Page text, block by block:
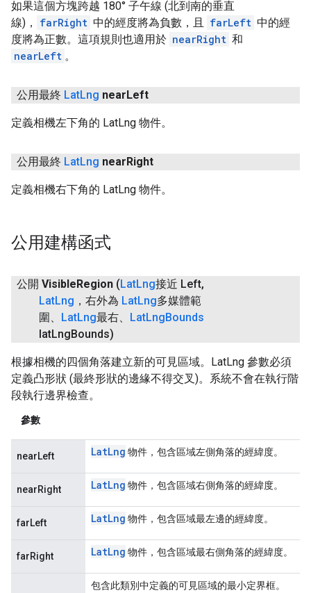
如果這個方塊跨越 180° 子午線 (北到南的垂直
線)，
farRight 中的經度將為負數，且 farLeft 中的經
度將為正數。這項規則也適用於 nearRight 和
nearLeft 。
公用最終 LatLng nearLeft
定義相機左下角的 LatLng 物件。
公用最終 LatLng nearRight
定義相機右下角的 LatLng 物件。
公用建構函式
公開 VisibleRegion (LatLng接近 Left,
LatLng ，右外為 LatLng多媒體範
圍、 LatLng最右、 LatLngBounds
latLngBounds)
根據相機的四個角落建立新的可見區域。LatLng 參數必須
定義凸形狀 (最終形狀的邊緣不得交叉)。系統不會在執行階
段執行邊界檢查。
參數
nearLeft LatLng 物件，包含區域左側角落的經緯度。
nearRight LatLng 物件，包含區域右側角落的經緯度。
farLeft LatLng 物件，包含區域最左邊的經緯度。
farRight LatLng 物件，包含區域最右側角落的經緯度。
包含此類別中定義的可見區域的最小定界框。